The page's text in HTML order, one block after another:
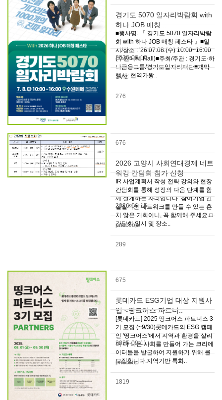
경기도 5070 일자리박람회 with
하나 JOB 매칭 ..
■행사명: 『 경기도 5070 일자리박람
회 with 하나 JOB 매칭 페스타 』■일
시/장소 : '26.07.08.(수) 10:00~16:00
(수원메쎄 Hall)■주최/주관 : 경기도·하
나금융그룹/경기도일자리재단■개막
행사: 현역가왕..
2026-06-16
SViz
276
676
2026 고양시 사회연대경제 네트
워킹 간담회 참가 신청
IR 사업계획서 작성 전략 강의와 현장
간담회를 통해 성장의 다음 단계를 함
께 설계하는 자리입니다. 참여기업 간
실질적인 네트워크를 만들 수 있는 흔
치 않은 기회이니, 꼭 함께해 주세요.□
간담회 일시 및 장소..
2026-06-15
pnscoop
289
675
롯데카드 ESG기업 대상 지원사
업 <띵크어스 파트너..
[롯데카드] 2025 띵크어스 파트너스 3
기 모집 (~9/30)롯데카드의 ESG 캠페
인 '띵크어스'에서 지역과 환경을 살리
며 더 나은 사회를 만들어 가는 크리에
이터들을 발굴하여 지원하기 위해 를
모집합니다.지역기반 특화..
2025-09-11
pnscoop
1819